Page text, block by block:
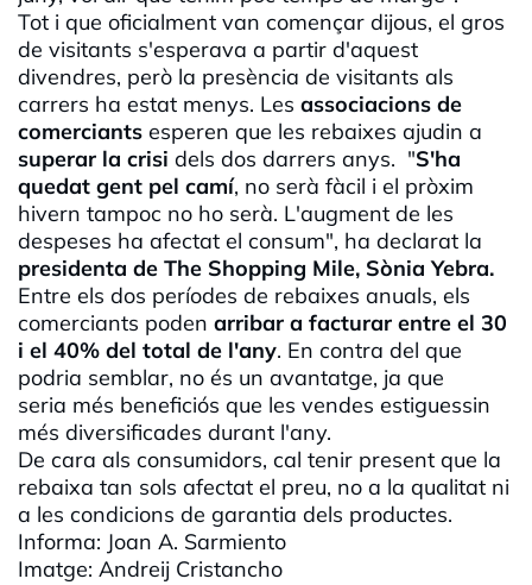
Tot i que oficialment van començar dijous, el gros
de visitants s'esperava a partir d'aquest
divendres, però la presència de visitants als
carrers ha estat menys. Les associacions de
comerciants esperen que les rebaixes ajudin a
superar la crisi dels dos darrers anys. "S'ha
quedat gent pel camí, no serà fàcil i el pròxim
hivern tampoc no ho serà. L'augment de les
despeses ha afectat el consum", ha declarat la
presidenta de The Shopping Mile, Sònia Yebra.
Entre els dos períodes de rebaixes anuals, els
comerciants poden arribar a facturar entre el 30
i el 40% del total de l'any. En contra del que
podria semblar, no és un avantatge, ja que
seria més beneficiós que les vendes estiguessin
més diversificades durant l'any.
De cara als consumidors, cal tenir present que la
rebaixa tan sols afectat el preu, no a la qualitat ni
a les condicions de garantia dels productes.
Informa: Joan A. Sarmiento
Imatge: Andreij Cristancho